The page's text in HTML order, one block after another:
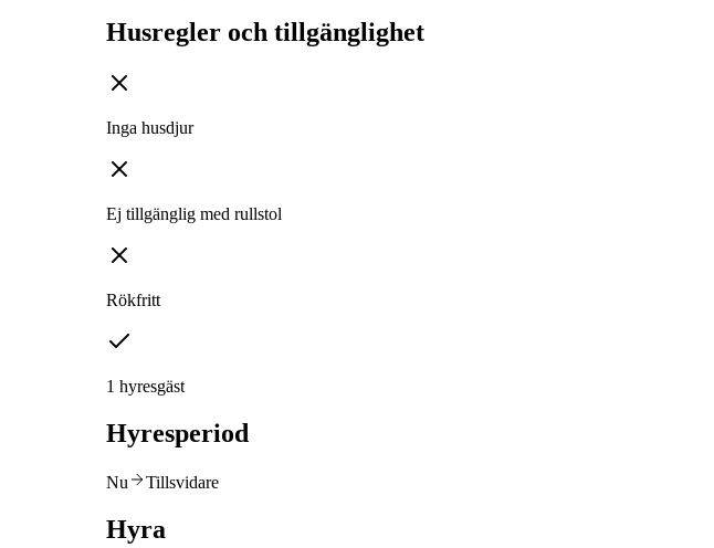
Husregler och tillgänglighet
Inga husdjur
Ej tillgänglig med rullstol
Rökfritt
1 hyresgäst
Hyresperiod
Nu Tillsvidare
Hyra